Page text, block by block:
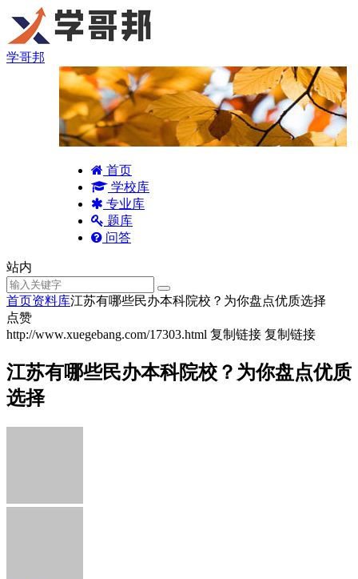
学哥邦
首页
学校库
专业库
题库
问答
站内
首页资料库江苏有哪些民办本科院校？为你盘点优质选择
点赞
http://www.xuegebang.com/17303.html 复制链接 复制链接
江苏有哪些民办本科院校？为你盘点优质
选择